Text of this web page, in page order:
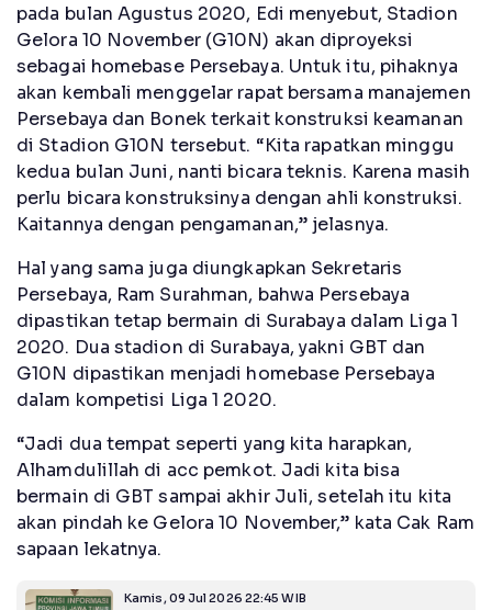
pada bulan Agustus 2020, Edi menyebut, Stadion
Gelora 10 November (G10N) akan diproyeksi
sebagai homebase Persebaya. Untuk itu, pihaknya
akan kembali menggelar rapat bersama manajemen
Persebaya dan Bonek terkait konstruksi keamanan
di Stadion G10N tersebut. “Kita rapatkan minggu
kedua bulan Juni, nanti bicara teknis. Karena masih
perlu bicara konstruksinya dengan ahli konstruksi.
Kaitannya dengan pengamanan,” jelasnya.
Hal yang sama juga diungkapkan Sekretaris
Persebaya, Ram Surahman, bahwa Persebaya
dipastikan tetap bermain di Surabaya dalam Liga 1
2020. Dua stadion di Surabaya, yakni GBT dan
G10N dipastikan menjadi homebase Persebaya
dalam kompetisi Liga 1 2020.
“Jadi dua tempat seperti yang kita harapkan,
Alhamdulillah di acc pemkot. Jadi kita bisa
bermain di GBT sampai akhir Juli, setelah itu kita
akan pindah ke Gelora 10 November,” kata Cak Ram
sapaan lekatnya.
Kamis, 09 Jul 2026 22:45 WIB